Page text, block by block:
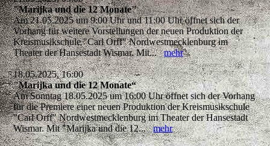
"Marijka und die 12 Monate"
Am 21.05.2025 um 9:00 Uhr und 11:00 Uhr öffnet sich der
Vorhang für weitere Vorstellungen der neuen Produktion der
Kreismusikschule "Carl Orff" Nordwestmecklenburg im
Theater der Hansestadt Wismar. Mit...mehr
18.05.2025, 16:00
"Marijka und die 12 Monate“
Am Sonntag 18.05.2025 um 16:00 Uhr öffnet sich der Vorhang
für die Premiere einer neuen Produktion der Kreismusikschule
"Carl Orff" Nordwestmecklenburg im Theater der Hansestadt
Wismar. Mit "Marijka und die 12...mehr